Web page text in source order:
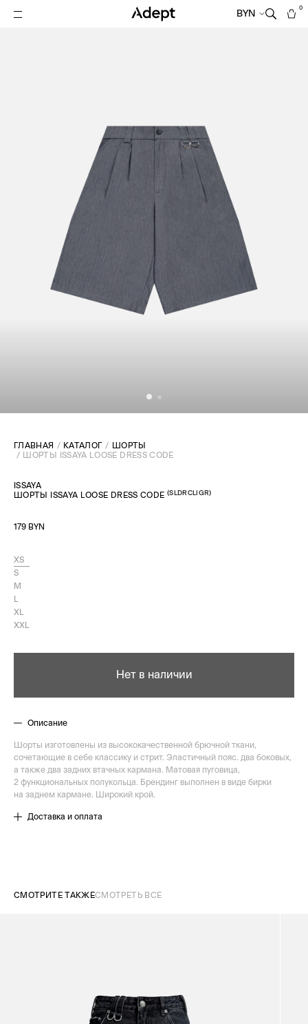
BYN
0
ГЛАВНАЯ КАТАЛОГ
ШОРТЫ
ШОРТЫ ISSAYA LOOSE DRESS CODE
ISSAYA
ШОРТЫ ISSAYA LOOSE DRESS CODE (SLDRCLIGR)
179 BYN
XS
S
M
XL
XXL
Нет в наличии
Описание
Шорты изготовлены из высококачественной брючной ткани,
сочетающие в себе классику и стрит. Эластичный пояс. два боковых,
а также два задних втачных кармана. Матовая пуговица,
2 функциональных полукольца. Брендинг выполнен в виде бирки
на заднем кармане. Широкий крой.
Доставка и оплата
СМОТРИТЕ ТАКЖЕСМОТРЕТЬ ВСЕ